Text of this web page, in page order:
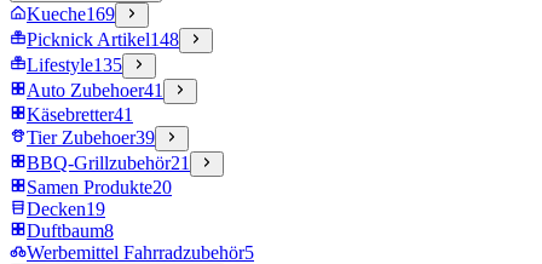
Kueche169
Picknick Artikel148
Lifestyle135
Auto Zubehoer41
Käsebretter41
Tier Zubehoer39
BBQ-Grillzubehör21
Samen Produkte20
Decken19
Duftbaum8
Werbemittel Fahrradzubehör5